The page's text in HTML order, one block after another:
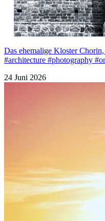
Das ehemalige Kloster
#architecture #photography
24 Juni 2026